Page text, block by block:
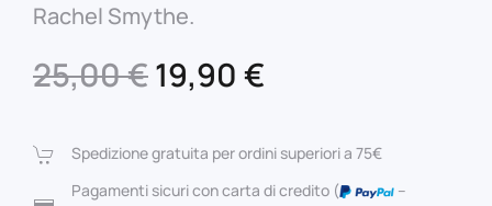
Rachel Smythe.
25,00€Il
originale
era:
19,90 €
attuale
è:
Spedizione gratuita per ordini superiori a 75€
Pagamenti sicuri con carta di credito (
–